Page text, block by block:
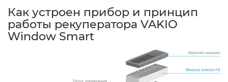
Как устроен прибор и принцип
работы рекуператора VAKIO
Window Smart